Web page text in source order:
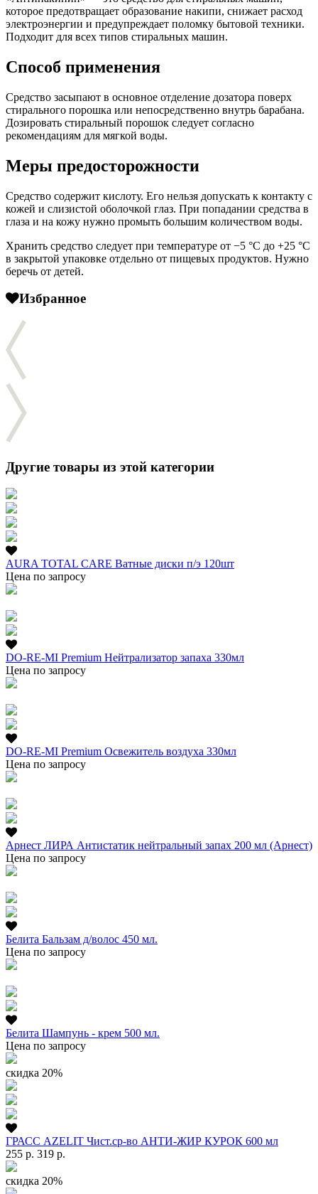
которое предотвращает образование накипи, снижает расход
электроэнергии и предупреждает поломку бытовой техники.
Подходит для всех типов стиральных машин.
Способ применения
Средство засыпают в основное отделение дозатора поверх
стирального порошка или непосредственно внутрь барабана.
Дозировать стиральный порошок следует согласно
рекомендациям для мягкой воды.
Меры предосторожности
Средство содержит кислоту. Его нельзя допускать к контакту с
кожей и слизистой оболочкой глаз. При попадании средства в
глаза и на кожу нужно промыть большим количеством воды.
Хранить средство следует при температуре от −5 °C до +25 °C
в закрытой упаковке отдельно от пищевых продуктов. Нужно
беречь от детей.
Избранное
Другие товары из этой категории
AURA TOTAL CARE Ватные диски п/э 120шт
Цена по запросу
DO-RE-MI Premium Нейтрализатор запаха 330мл
Цена по запросу
DO-RE-MI Premium Освежитель воздуха 330мл
Цена по запросу
Арнест ЛИРА Антистатик нейтральный запах 200 мл (Арнест)
Цена по запросу
Белита Бальзам д/волос 450 мл.
Цена по запросу
Белита Шампунь - крем 500 мл.
Цена по запросу
скидка 20%
ГРАСС AZELIT Чист.ср-во АНТИ-ЖИР КУРОК 600 мл
255 р. 319 р.
скидка 20%